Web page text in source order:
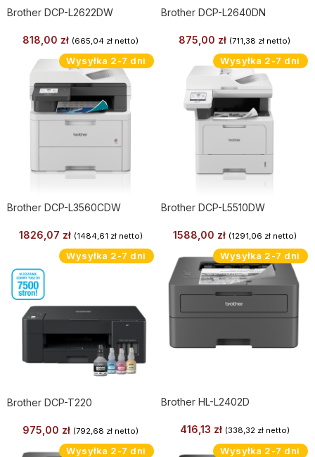
Brother DCP-L2622DW
818,00 zł (665,04 zł netto)
Brother DCP-L2640DN
875,00 zł (711,38 zł netto)
Wysyłka 2-7 dni
Brother DCP-L3560CDW
1826,07 zł (1484,61 złnetto)
Wysyłka 2-7 dni
Brother DCP-L5510DW
1588,00 zł (1291,06 złnetto)
Wysyłka 2-7 dni
Brother DCP-T220
975,00 zł (792,68 zł netto)
Wysyłka 2-7 dni
Brother HL-L2402D
416,13 zł (338,32 złnetto)
Wysyłka 2-7 dni Wysyłka 2-7 dni